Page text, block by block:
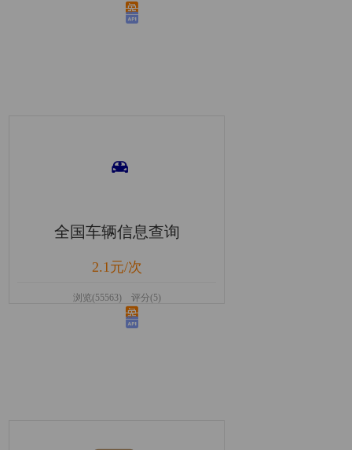
全国车辆信息查询
2.1元/次
浏览(55563) 评分(5)